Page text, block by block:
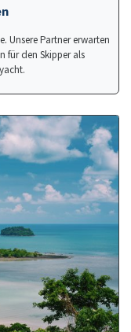
Unsere Partner erwarten
für den Skipper als